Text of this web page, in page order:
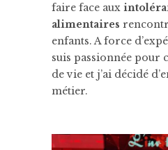
faire face aux
alimentaires
enfants. A force
suis passionnée pour
de vie et j’ai décidé
métier.